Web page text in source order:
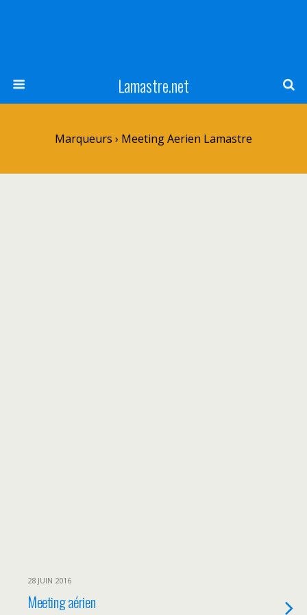
Lamastre.net
Marqueurs › Meeting Aerien Lamastre
28 JUIN 2016
Meeting aérien